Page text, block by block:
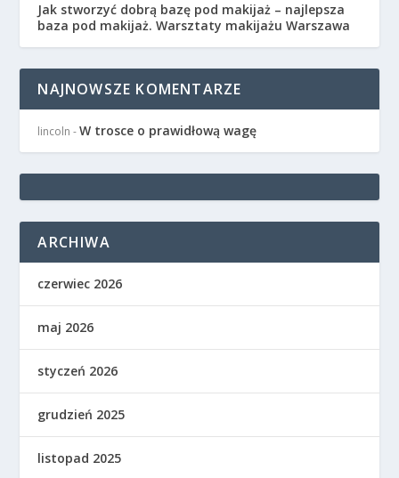
Jak stworzyć dobrą bazę pod makijaż – najlepsza
baza pod makijaż. Warsztaty makijażu Warszawa
NAJNOWSZE KOMENTARZE
lincoln -W trosce o prawidłową wagę
ARCHIWA
czerwiec 2026
maj 2026
styczeń 2026
grudzień 2025
listopad 2025